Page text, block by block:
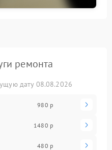
ремонта
дату 08.08.2026
980 р
1480 р
480 р